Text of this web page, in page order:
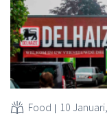
Food 10